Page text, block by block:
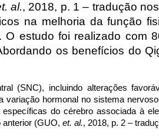
al., 2018, p. 1 – tradução
na melhoria da função
estudo foi realizado com
os benefícios do
(SNC), incluindo alterações
hormonal no sistema
do cérebro associada à
anterior (GUO,et. al., 2018, p. 2 –